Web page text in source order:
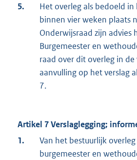
5.
Het overleg als bedoeld
binnen vier weken plaats
Onderwijsraad zijn advies
Burgemeester en
raad over dit overleg in
aanvulling op het verslag
7.
Artikel 7 Verslaglegging;
1.
Van het bestuurlijk
burgemeester en